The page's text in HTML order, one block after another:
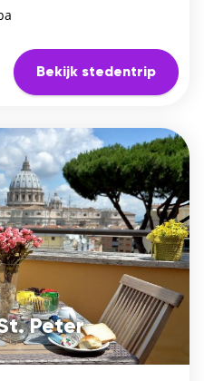
Bekijk stedentrip
Peter